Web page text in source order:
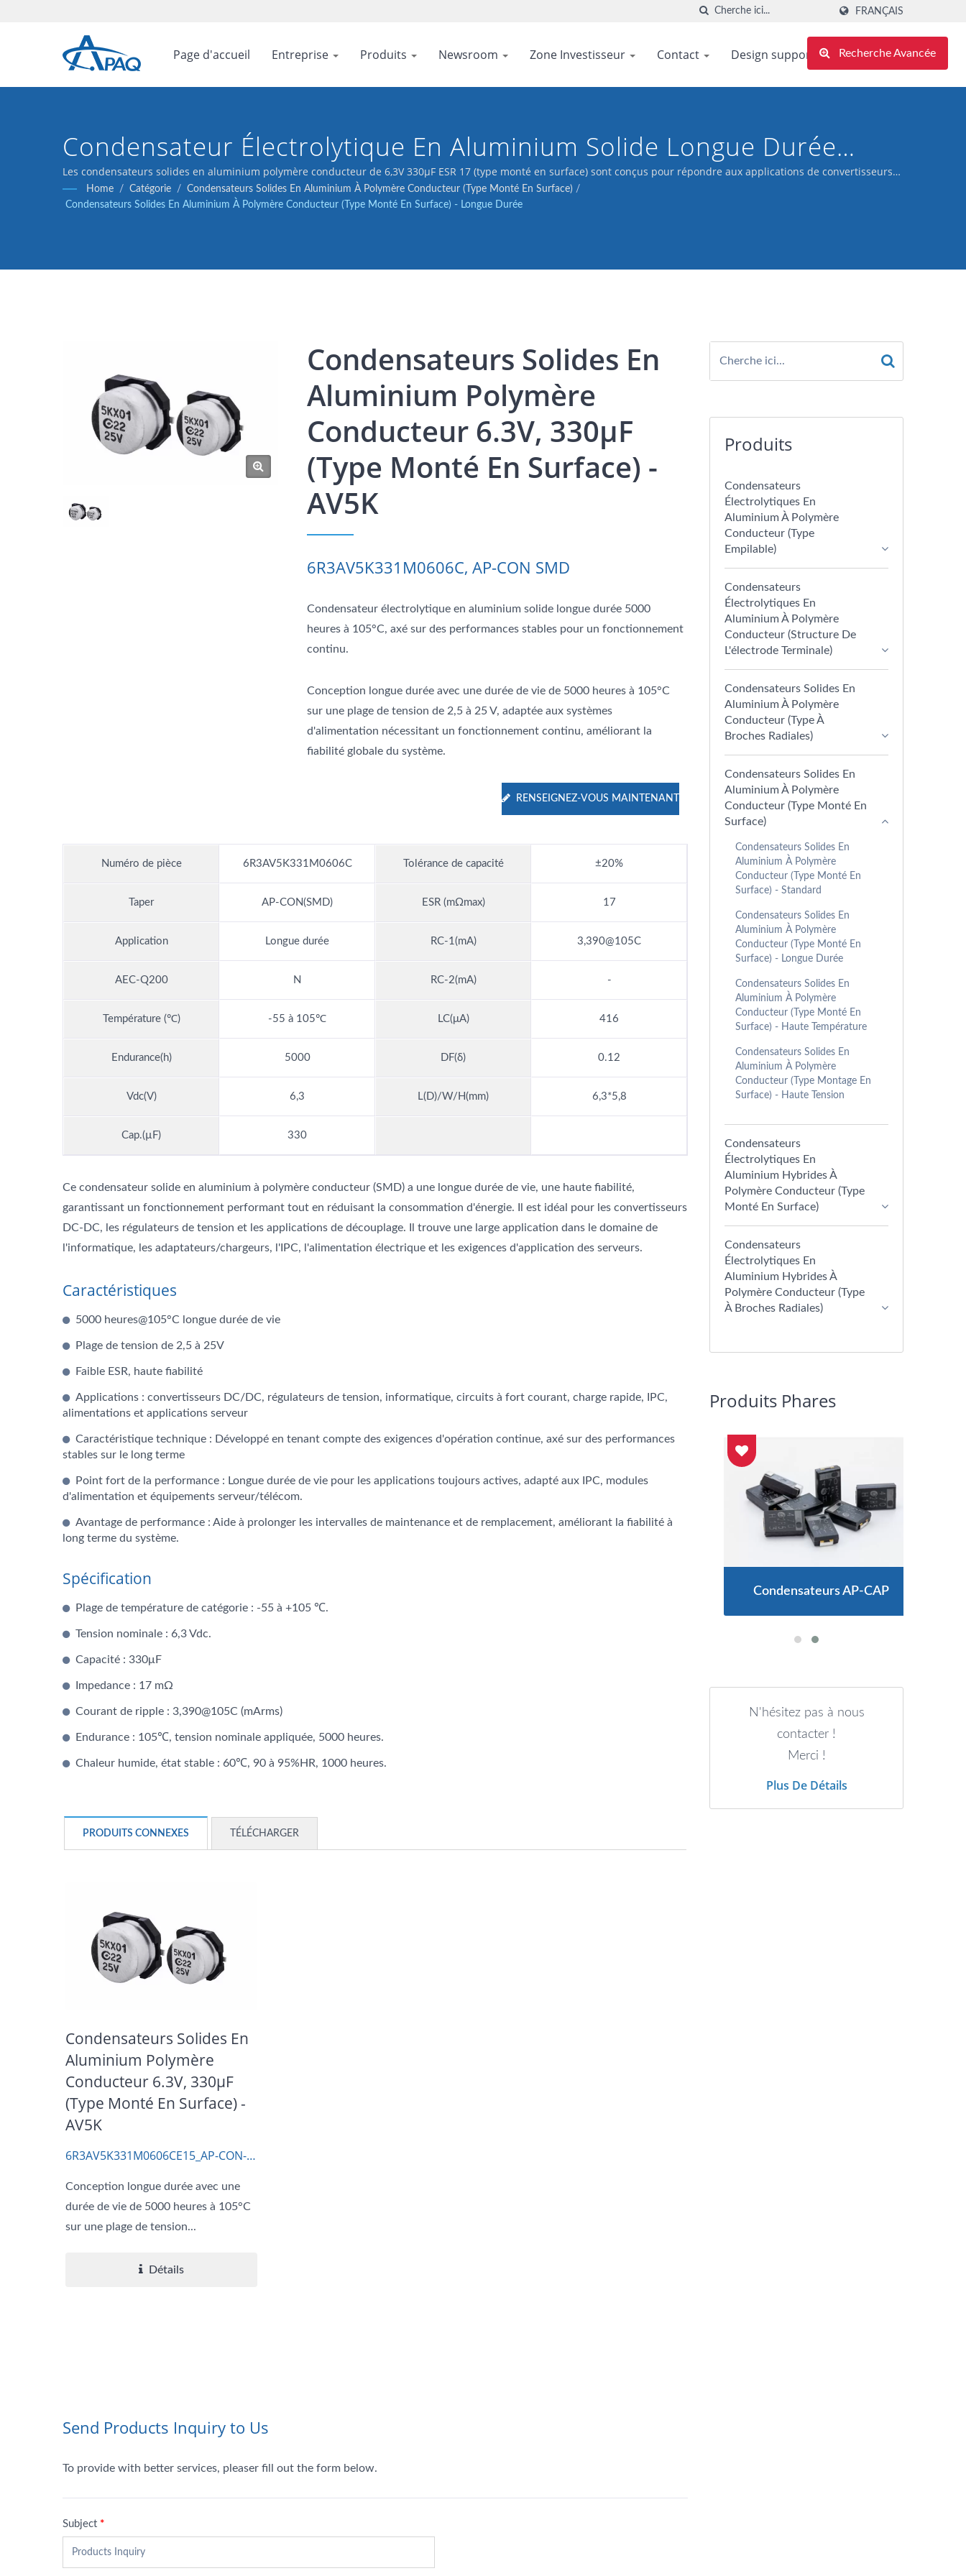
FRANÇAIS
Page d'accueil Entreprise Produits Newsroom Zone Investisseur Contact Design support Recherche Avancée
Condensateur Électrolytique En Aluminium Solide Longue Durée
5000 Heures À 105°C, Axé Sur Des Performances Stables Pour Un
Fonctionnement Continu.
Les condensateurs solides en aluminium polymère conducteur de 6,3V 330μF ESR 17 (type monté en surface) sont conçus pour répondre aux applications de convertisseurs
DC-DC, régulateurs de tension et découplage.
Home / Catégorie / Condensateurs Solides En Aluminium À Polymère Conducteur (type Monté En Surface) /
Condensateurs Solides En Aluminium À Polymère Conducteur (type Monté En Surface) - Longue Durée
Condensateurs Solides En
Aluminium Polymère
Conducteur 6.3V, 330μF
(type Monté En Surface) -
AV5K
6R3AV5K331M0606C, AP-CON SMD
Condensateur électrolytique en aluminium solide longue durée 5000
heures à 105°C, axé sur des performances stables pour un fonctionnement
continu.
Conception longue durée avec une durée de vie de 5000 heures à 105°C
sur une plage de tension de 2,5 à 25 V, adaptée aux systèmes
d'alimentation nécessitant un fonctionnement continu, améliorant la
fiabilité globale du système.
RENSEIGNEZ-VOUS MAINTENANT
Numéro de pièce 6R3AV5K331M0606C Tolérance de capacité ±20%
Taper AP-CON(SMD) ESR (mΩmax) 17
Application Longue durée RC-1(mA) 3,390@105C
AEC-Q200 N RC-2(mA) -
Température (℃) -55 à 105℃ LC(μA) 416
Endurance(h) 5000 DF(δ) 0.12
Vdc(V) 6,3 L(D)/W/H(mm) 6,3*5,8
Cap.(µF) 330
Ce condensateur solide en aluminium à polymère conducteur (SMD) a une longue durée de vie, une haute fiabilité,
garantissant un fonctionnement performant tout en réduisant la consommation d'énergie. Il est idéal pour les convertisseurs
DC-DC, les régulateurs de tension et les applications de découplage. Il trouve une large application dans le domaine de
l'informatique, les adaptateurs/chargeurs, l'IPC, l'alimentation électrique et les exigences d'application des serveurs.
Caractéristiques
5000 heures@105°C longue durée de vie
Plage de tension de 2,5 à 25V
Faible ESR, haute fiabilité
Applications : convertisseurs DC/DC, régulateurs de tension, informatique, circuits à fort courant, charge rapide, IPC,
alimentations et applications serveur
Caractéristique technique : Développé en tenant compte des exigences d'opération continue, axé sur des performances
stables sur le long terme
Point fort de la performance : Longue durée de vie pour les applications toujours actives, adapté aux IPC, modules
d'alimentation et équipements serveur/télécom.
Avantage de performance : Aide à prolonger les intervalles de maintenance et de remplacement, améliorant la fiabilité à
long terme du système.
Spécification
Plage de température de catégorie : -55 à +105 ℃.
Tension nominale : 6,3 Vdc.
Capacité : 330μF
Impedance : 17 mΩ
Courant de ripple : 3,390@105C (mArms)
Endurance : 105℃, tension nominale appliquée, 5000 heures.
Chaleur humide, état stable : 60℃, 90 à 95%HR, 1000 heures.
PRODUITS CONNEXES TÉLÉCHARGER
Condensateurs Solides En
Aluminium Polymère
Conducteur 6.3V, 330μF
(type Monté En Surface) -
AV5K
6R3AV5K331M0606CE15_AP-CON-
Conception longue durée avec une
durée de vie de 5000 heures à 105°C
sur une plage de tension...
Détails
Produits
Condensateurs
Électrolytiques En
Aluminium À Polymère
Conducteur (type
Empilable)
Condensateurs
Électrolytiques En
Aluminium À Polymère
Conducteur (structure De
L'électrode Terminale)
Condensateurs Solides En
Aluminium À Polymère
Conducteur (type À
Broches Radiales)
Condensateurs Solides En
Aluminium À Polymère
Conducteur (type Monté En
Surface)
Condensateurs Solides En
Aluminium À Polymère
Conducteur (type Monté En
Surface) - Standard
Condensateurs Solides En
Aluminium À Polymère
Conducteur (type Monté En
Surface) - Longue Durée
Condensateurs Solides En
Aluminium À Polymère
Conducteur (type Monté En
Surface) - Haute Température
Condensateurs Solides En
Aluminium À Polymère
Conducteur (type Montage En
Surface) - Haute Tension
Condensateurs
Électrolytiques En
Aluminium Hybrides À
Polymère Conducteur (type
Monté En Surface)
Condensateurs
Électrolytiques En
Aluminium Hybrides À
Polymère Conducteur (type
À Broches Radiales)
Produits Phares
Condensateurs AP-CAP
N'hésitez pas à nous
contacter !
Merci !
Plus De Détails